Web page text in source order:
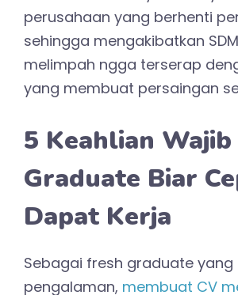
perusahaan yang berhenti
sehingga mengakibatkan
melimpah ngga terserap
yang membuat persaingan
5 Keahlian Wajib
Graduate Biar
Dapat Kerja
Sebagai fresh graduate yang
pengalaman, membuat CV